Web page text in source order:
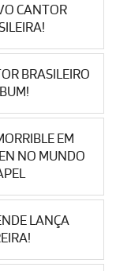
CANTOR
BRASILEIRO
EM
NO MUNDO
LANÇA